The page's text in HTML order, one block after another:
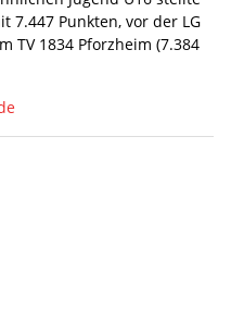
7.447 Punkten, vor der LG
TV 1834 Pforzheim (7.384